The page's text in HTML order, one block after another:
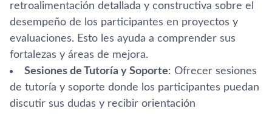
retroalimentación detallada y constructiva sobre el
desempeño de los participantes en proyectos y
evaluaciones. Esto les ayuda a comprender sus
fortalezas y áreas de mejora.
Sesiones de Tutoría y Soporte: Ofrecer sesiones
de tutoría y soporte donde los participantes puedan
discutir sus dudas y recibir orientación